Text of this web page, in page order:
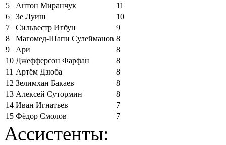
5
Антон Миранчук
11
6
Зе Луиш
10
7
Сильвестр Игбун
9
8
Магомед-Шапи Сулейманов 8
9
Ари
8
10 Джефферсон Фарфан
8
11 Артём Дзюба
8
12 Зелимхан Бакаев
8
13 Алексей Сутормин
8
14 Иван Игнатьев
7
15 Фёдор Смолов 7
Ассистенты: